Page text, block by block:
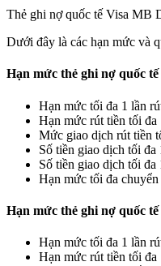
Thẻ ghi nợ quốc tế Visa MB
Dưới đây là các hạn mức và
Hạn mức thẻ ghi nợ quốc
Hạn mức tối đa 1 lần
Hạn mức rút tiền tối
Mức giao dịch rút tiền
Số tiền giao dịch tối
Số tiền giao dịch tối
Hạn mức tối đa
Hạn mức thẻ ghi nợ quốc
Hạn mức tối đa 1 lần
Hạn mức rút tiền tối